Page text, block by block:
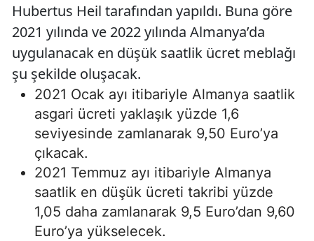
Hubertus Heil tarafından yapıldı. Buna göre
2021 yılında ve 2022 yılında Almanya’da
uygulanacak en düşük saatlik ücret meblağı
şu şekilde oluşacak.
2021 Ocak ayı itibariyle Almanya saatlik
asgari ücreti yaklaşık yüzde 1,6
seviyesinde zamlanarak 9,50 Euro’ya
çıkacak.
2021 Temmuz ayı itibariyle Almanya
saatlik en düşük ücreti takribi yüzde
1,05 daha zamlanarak 9,5 Euro’dan 9,60
Euro’ya yükselecek.